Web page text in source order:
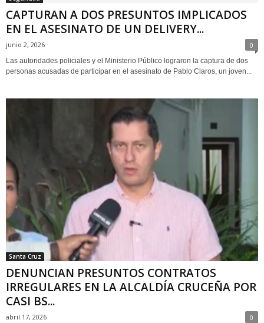
CAPTURAN A DOS PRESUNTOS IMPLICADOS
EN EL ASESINATO DE UN DELIVERY...
junio 2, 2026 0
Las autoridades policiales y el Ministerio Público lograron la captura de dos
personas acusadas de participar en el asesinato de Pablo Claros, un joven...
Santa Cruz
DENUNCIAN PRESUNTOS CONTRATOS
IRREGULARES EN LA ALCALDÍA CRUCEÑA POR
CASI BS...
abril 17, 2026 0